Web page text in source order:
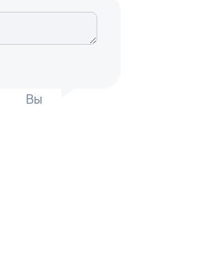
Вы